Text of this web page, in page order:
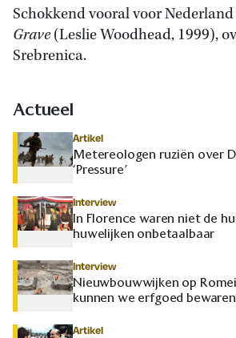
Schokkend vooral voor
Grave(Leslie Woodhead, 1999),
Srebrenica.
Actueel
Artikel
Metereologen ruziën over
‘Pressure’
Interview
In Florence waren niet de
huwelijken onbetaalbaar
Interview
Nieuwbouwwijken op
kunnen we erfgoed
Artikel